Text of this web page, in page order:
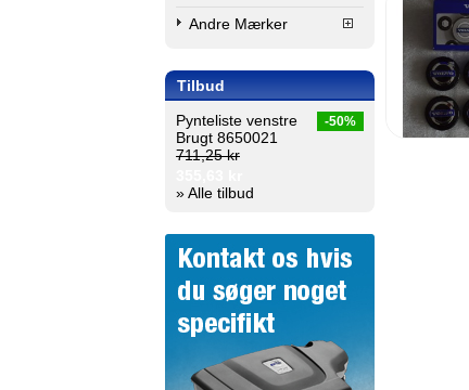
Andre Mærker
Tilbud
-50%
Pynteliste venstre
Brugt 8650021
711,25 kr
» Alle tilbud